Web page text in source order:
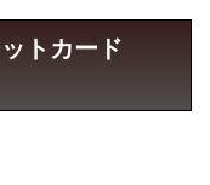
トカード